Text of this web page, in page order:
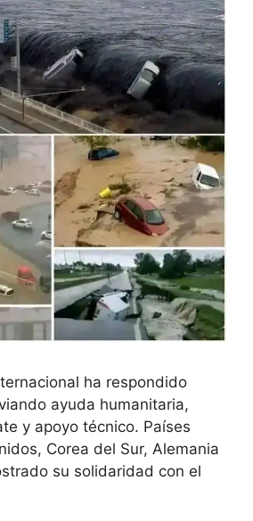
ha respondido
ayuda humanitaria,
y apoyo técnico. Países
Corea del Sur, Alemania
su solidaridad con el